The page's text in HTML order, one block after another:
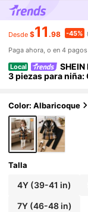
Desde $11 .98 -45%
Paga ahora, o en 4
Local
3 piezas para niña:
sual para otoño
Color: Albaricoque
Talla
4Y(39-41 in)
7Y(46-48 in)